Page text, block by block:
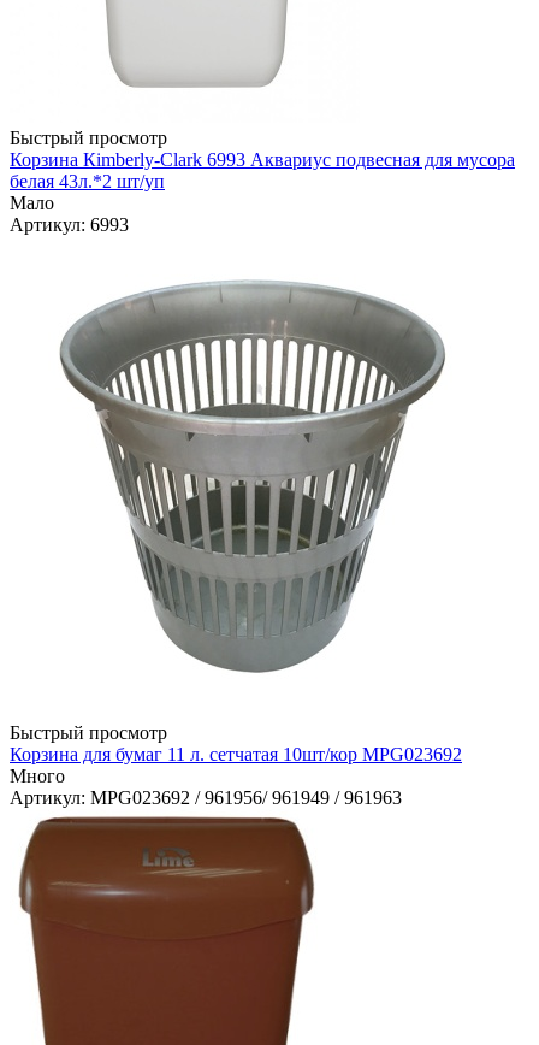
Быстрый просмотр
Корзина Кimberly-Сlark 6993 Аквариус подвесная для мусора
белая 43л.*2 шт/уп
Мало
Артикул: 6993
Быстрый просмотр
Корзина для бумаг 11 л. сетчатая 10шт/кор MPG023692
Много
Артикул: MPG023692 / 961956/ 961949 / 961963